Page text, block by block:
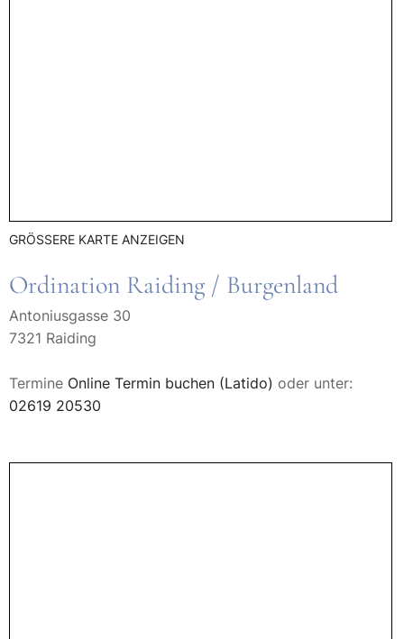
GRÖSSERE KARTE ANZEIGEN
Ordination Raiding / Burgenland
Antoniusgasse 30
7321 Raiding
Termine Online Termin buchen (Latido) oder unter:
02619 20530